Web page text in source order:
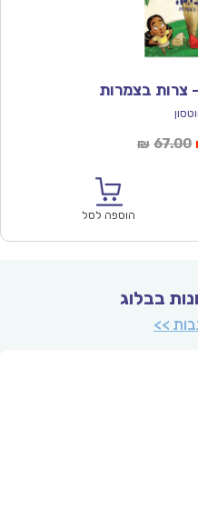
₪ 67.00
הוספה לסל
בבלוג
>>